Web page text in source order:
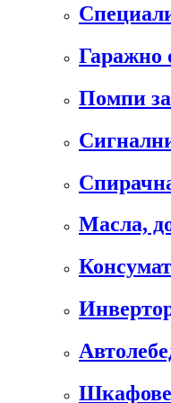
Гаражно
Помпи
Масла,